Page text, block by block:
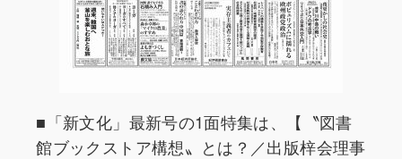
■「新文化」最新号の1面特集は、【〝図書
館ブックストア構想〟とは？／出版梓会理事